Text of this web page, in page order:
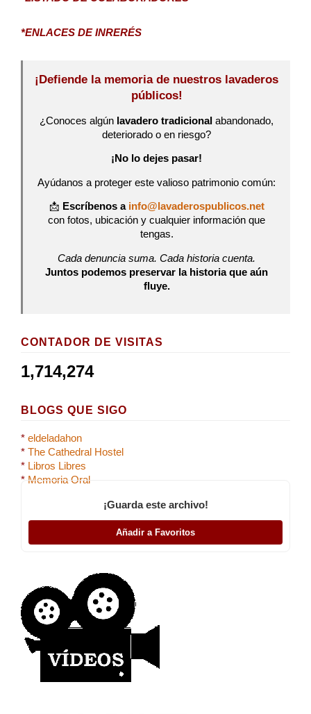
*ENLACES DE INRERÉS
¡Defiende la memoria de nuestros lavaderos
públicos!
¿Conoces algún lavadero tradicional abandonado,
deteriorado o en riesgo?
¡No lo dejes pasar!
Ayúdanos a proteger este valioso patrimonio común:
📩 Escríbenos a info@lavaderospublicos.net
con fotos, ubicación y cualquier información que
tengas.
Cada denuncia suma. Cada historia cuenta.
Juntos podemos preservar la historia que aún
fluye.
CONTADOR DE VISITAS
1,714,274
BLOGS QUE SIGO
* eldeladahon
* The Cathedral Hostel
* Libros Libres
* Memoria Oral
¡Guarda este archivo!
Añadir a Favoritos